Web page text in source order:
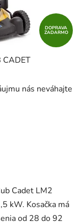
DOPRAVA
ZADARMO
nás neváhajte
Cadet LM2
kW. Kosačka má
od 28 do 92